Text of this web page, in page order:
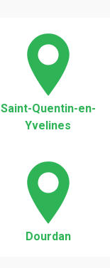
Saint-Quentin-en-
Yvelines
Dourdan